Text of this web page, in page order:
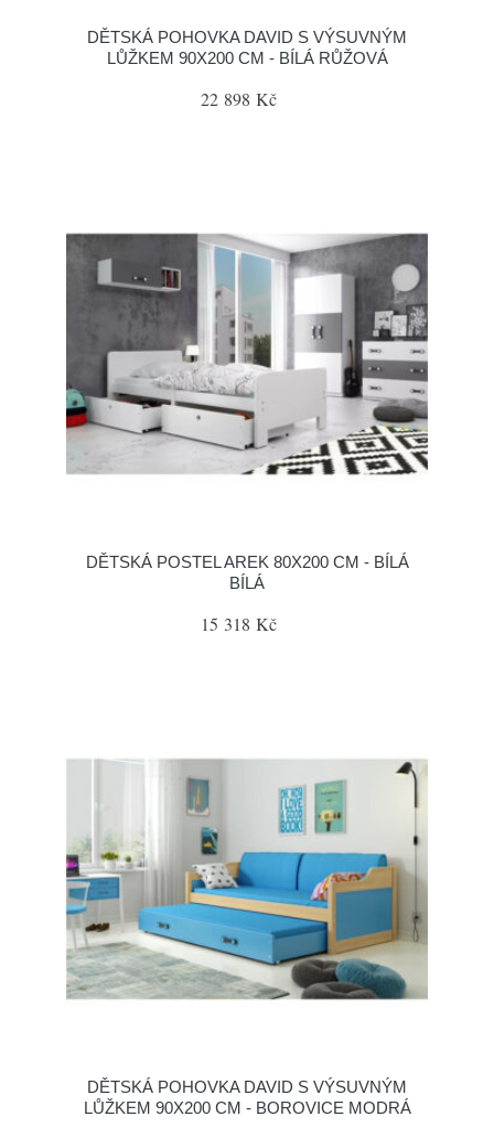
DĚTSKÁ POHOVKA DAVID S VÝSUVNÝM
LŮŽKEM 90X200 CM - BÍLÁ RŮŽOVÁ
22 898 Kč
DĚTSKÁ POSTEL AREK 80X200 CM - BÍLÁ
BÍLÁ
15 318 Kč
DĚTSKÁ POHOVKA DAVID S VÝSUVNÝM
LŮŽKEM 90X200 CM - BOROVICE MODRÁ